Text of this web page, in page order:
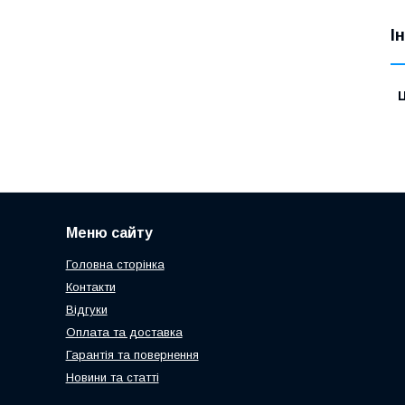
Меню сайту
Головна сторінка
Контакти
Відгуки
Оплата та доставка
Гарантія та повернення
Новини та статті